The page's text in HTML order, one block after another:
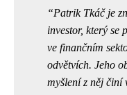
Patrik Tkáč je
investor, který se
ve finančním
odvětvích. Jeho
myšlení z něj činí